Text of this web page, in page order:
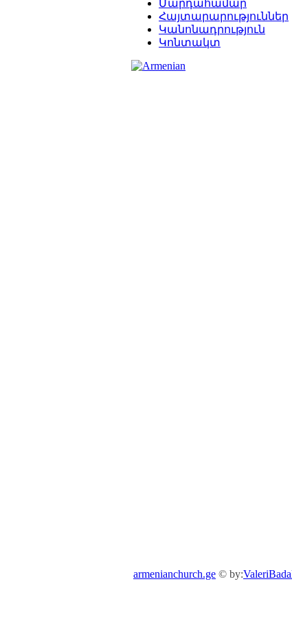
Մարդահամար
Հայտարարություններ
Կանոնադրություն
Կոնտակտ
armenianchurch.ge © by: